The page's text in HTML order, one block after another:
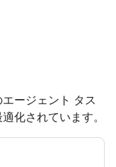
ージェント タス
化されています。